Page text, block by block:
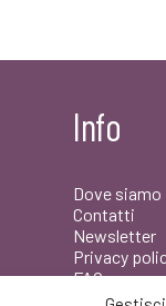
€20,00.
Info
Dove siamo
Contatti
Newsletter
Privacy
FAQ